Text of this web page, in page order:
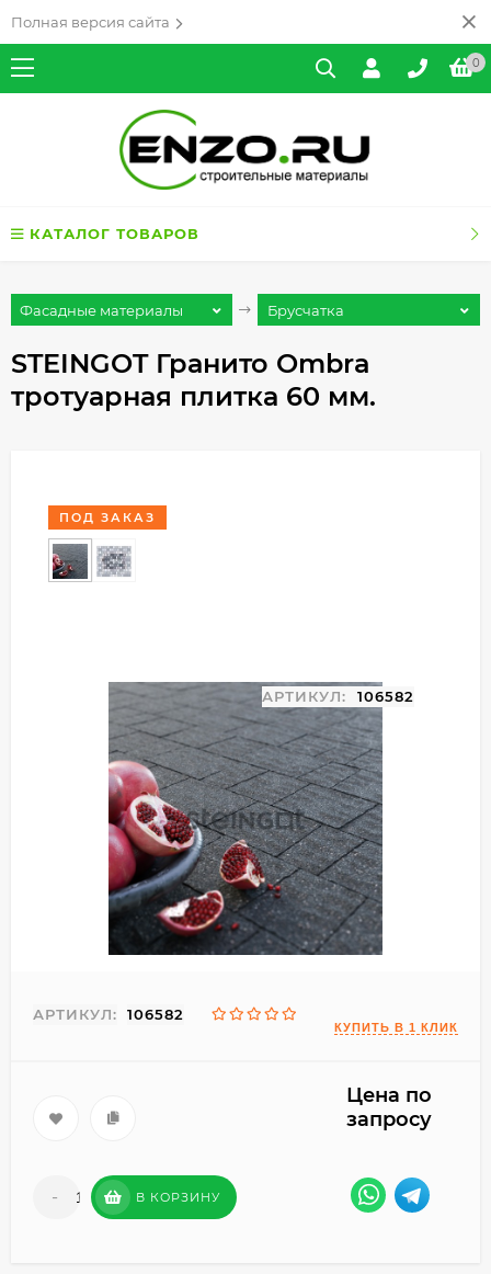
Полная версия сайта
0
КАТАЛОГ ТОВАРОВ
Фасадные материалы Брусчатка
STEINGOT Гранито Ombra
тротуарная плитка 60 мм.
ПОД ЗАКАЗ
АРТИКУЛ: 106582
АРТИКУЛ: 106582
Цена по
запросу
- + В КОРЗИНУ